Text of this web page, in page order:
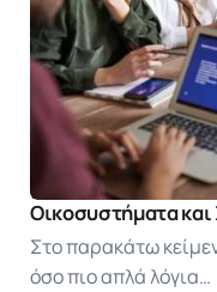
Οικοσυστήματα
Στο παρακάτω
όσο πιο απλά λόγια…